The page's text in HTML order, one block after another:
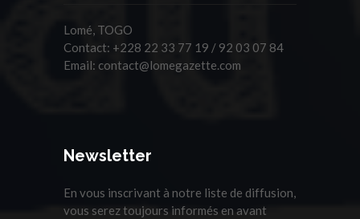
Lomé, TOGO
Contact: +228 22 33 77 19 / 92 03 07 84
Email: contact@lomegazette.com
Newsletter
En vous inscrivant à notre liste de diffusion,
vous serez toujours informés en avant